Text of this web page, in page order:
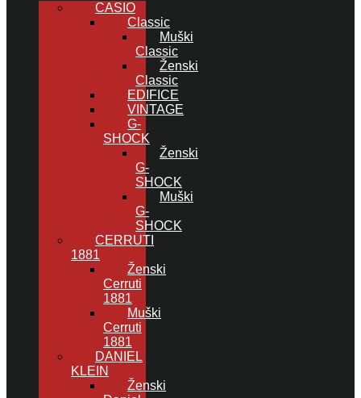
CASIO
Classic
Muški
Classic
Ženski
Classic
EDIFICE
VINTAGE
G-
SHOCK
Ženski
G-
SHOCK
Muški
G-
SHOCK
CERRUTI
1881
Ženski
Cerruti
1881
Muški
Cerruti
1881
DANIEL
KLEIN
Ženski